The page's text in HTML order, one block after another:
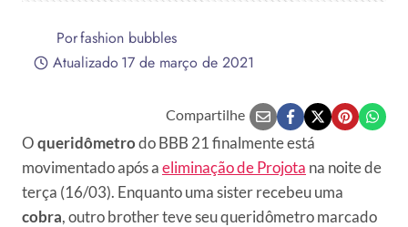
Porfashion bubbles
Atualizado17 de março de 2021
Compartilhe
Oqueridômetrodo BBB 21 finalmente está
movimentado após aeliminação de Projota na noite de
terça (16/03). Enquanto uma sister recebeu uma
cobra, outro brother teve seu queridômetro marcado